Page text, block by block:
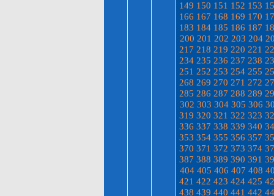
149 150 151 152 153
166 167 168 169 170
183 184 185 186 187
200 201 202 203 204
217 218 219 220 221
234 235 236 237 238
251 252 253 254 255
268 269 270 271 272
285 286 287 288 289
302 303 304 305 306
319 320 321 322 323
336 337 338 339 340
353 354 355 356 357
370 371 372 373 374
387 388 389 390 391
404 405 406 407 408
421 422 423 424 425
438 439 440 441 442